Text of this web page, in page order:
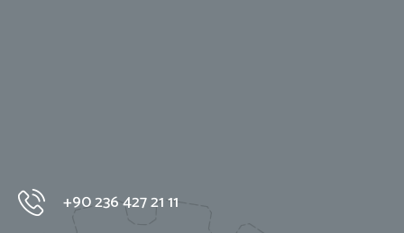
+90 236 427 21 11